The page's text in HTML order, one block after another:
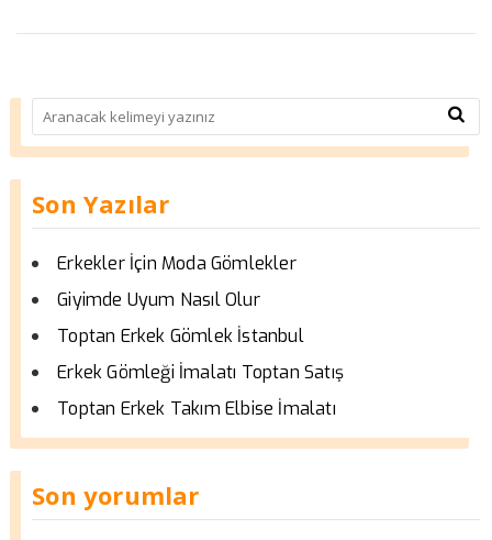
Son Yazılar
Erkekler İçin Moda Gömlekler
Giyimde Uyum Nasıl Olur
Toptan Erkek Gömlek İstanbul
Erkek Gömleği İmalatı Toptan Satış
Toptan Erkek Takım Elbise İmalatı
Son yorumlar